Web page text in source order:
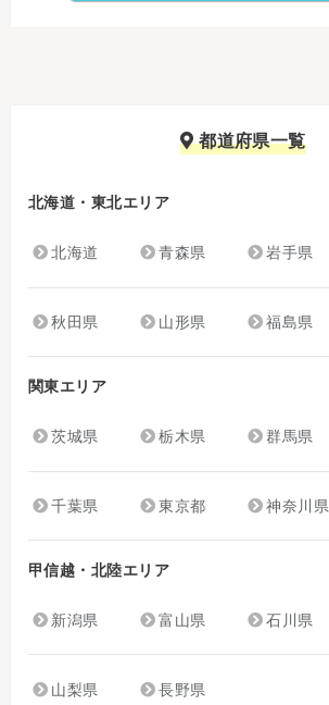
都道府県一覧
北海道・東北エリア
北海道 青森県 岩手県
秋田県 山形県 福島県
関東エリア
茨城県 栃木県 群馬県
千葉県 東京都 神奈川県
甲信越・北陸エリア
新潟県 富山県 石川県
山梨県 長野県